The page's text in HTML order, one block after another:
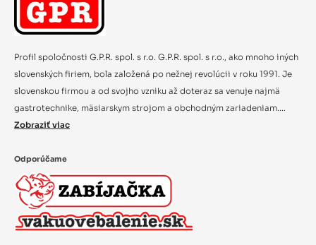
Profil spoločnosti G.P.R. spol. s r.o. G.P.R. spol. s r.o., ako mnoho iných
slovenských firiem, bola založená po nežnej revolúcii v roku 1991. Je
slovenskou firmou a od svojho vzniku až doteraz sa venuje najmä
gastrotechnike, mäsiarskym strojom a obchodným zariadeniam....
Zobraziť viac
Odporúčame